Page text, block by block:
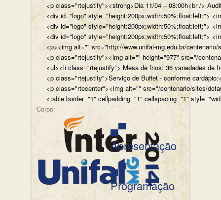
<p class="rtejustify"><strong>Dia 11/04 – 08:00h<br />
<div id="logo" style="height:200px;width:50%;float:left;">
<div id="logo" style="height:200px;width:50%;float:left;">
<div id="logo" style="height:200px;width:50%;float:left;">
<p><img alt="" src="http://www.unifal-mg.edu.br/
<p class="rtejustify"><img alt="" height="977" src="/
<ul><li class="rtejustify"> Mesa de frios: 36 variedades de
<p class="rtejustify">Serviço de Buffet - conforme
<p class="rtecenter"><img alt="" src="/centenario/sites/
<table border="1" cellpadding="1" cellspacing="1"
Corpo:
▄▀
Apresentação
▄▀
Programação